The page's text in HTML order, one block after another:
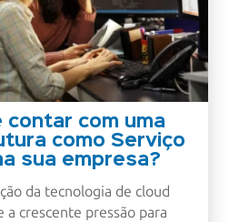
contar com uma
como Serviço
sua empresa?
da tecnologia de cloud
a crescente pressão para